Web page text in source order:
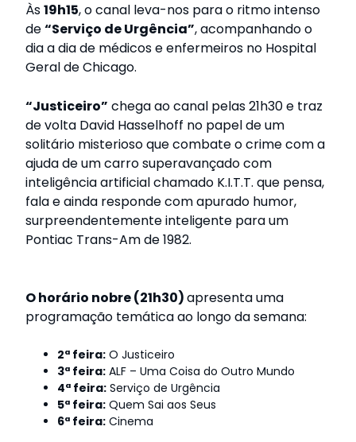
Às19h15, o canal leva-nos para o ritmo intenso
de“Serviço de Urgência”, acompanhando o
dia a dia de médicos e enfermeiros no Hospital
Geral de Chicago.
“Justiceiro” chega ao canal pelas 21h30 e traz
de volta David Hasselhoff no papel de um
solitário misterioso que combate o crime com a
ajuda de um carro superavançado com
inteligência artificial chamado K.I.T.T. que pensa,
fala e ainda responde com apurado humor,
surpreendentemente inteligente para um
Pontiac Trans-Am de 1982.
O horário nobre (21h30)apresenta uma
programação temática ao longo da semana:
2ª feira: O Justiceiro
3ª feira: ALF – Uma Coisa do Outro Mundo
4ª feira: Serviço de Urgência
5ª feira: Quem Sai aos Seus
6ª feira: Cinema